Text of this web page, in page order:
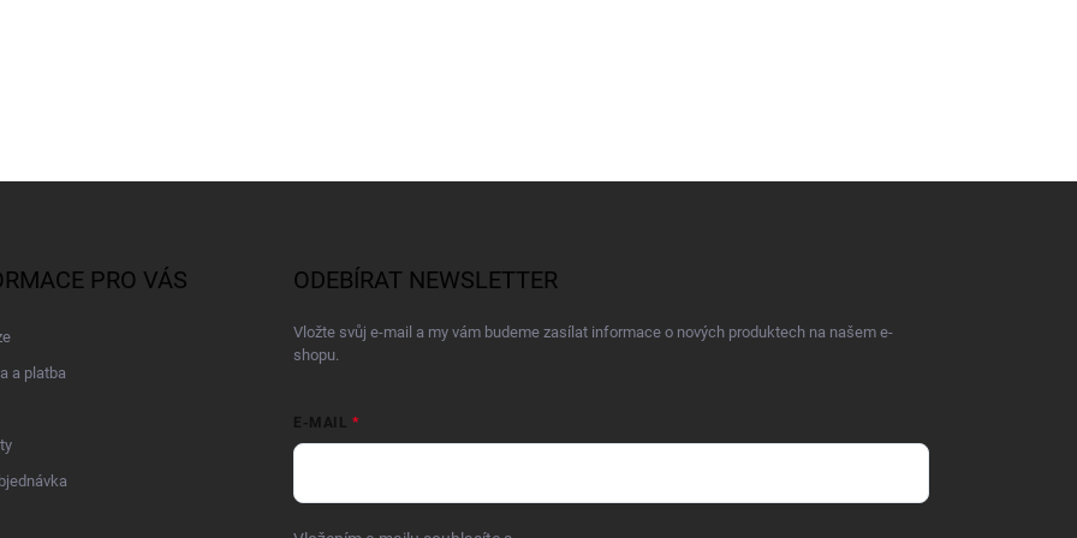
PRO VÁS
a platba
ODEBÍRAT NEWSLETTER
Vložte svůj e-mail a my vám budeme zasílat informace o nových produktech na našem e-
shopu.
E-MAIL